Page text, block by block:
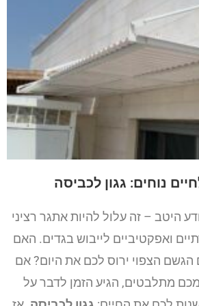
נוחים: גגון לכביסה
היטב – זה עלול להיות אתגר רציני
ואפקטיביים לייבוש בגדים. האם
הצפוי ירוס לכם את היום? אם
מתלבטים, הגיע הזמן לדבר על